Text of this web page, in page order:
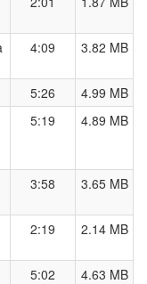
4:09 3.82 MB
5:26
4.99 MB
5:19 4.89 MB
3:58 3.65 MB
2:19 2.14 MB
5:02
4.63 MB